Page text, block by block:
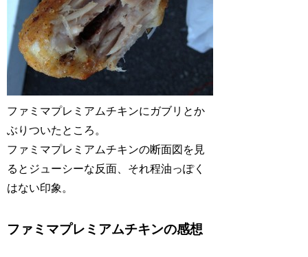
ファミマプレミアムチキンにガブリとか
ぶりついたところ。
ファミマプレミアムチキンの断面図を見
るとジューシーな反面、それ程油っぽく
はない印象。
ファミマプレミアムチキンの感想